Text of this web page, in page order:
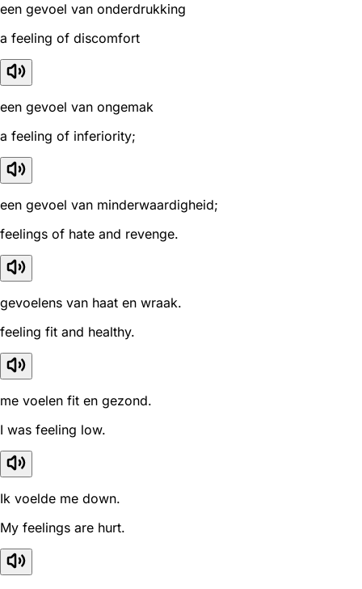
een gevoel van onderdrukking
a feeling of discomfort
een gevoel van ongemak
a feeling of inferiority;
een gevoel van minderwaardigheid;
feelings of hate and revenge.
gevoelens van haat en wraak.
feeling fit and healthy.
me voelen fit en gezond.
I was feeling low.
Ik voelde me down.
My feelings are hurt.